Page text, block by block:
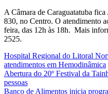
A Câmara de Caraguatatuba
830, no Centro. O atendimento
feira, das 12h às 18h. Mais
2525.
Hospital Regional do Litoral
atendimentos em Hemodinâmica
Abertura do 20º Festival da
pessoas
Banco de Alimentos inicia